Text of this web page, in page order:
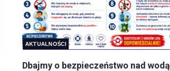
AKTUALNOŚCI
Dbajmy o bezpieczeństwo nad wodą